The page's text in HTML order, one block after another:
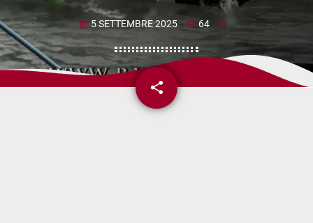
today 5 SETTEMBRE 2025 64
share
email